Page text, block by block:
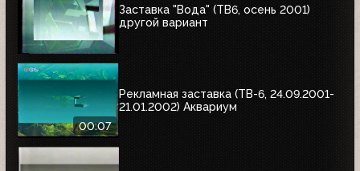
Заставка "Вода" (ТВ6, осень 2001)
другой вариант
00:07
Рекламная заставка (ТВ-6, 24.09.2001-
21.01.2002) Аквариум